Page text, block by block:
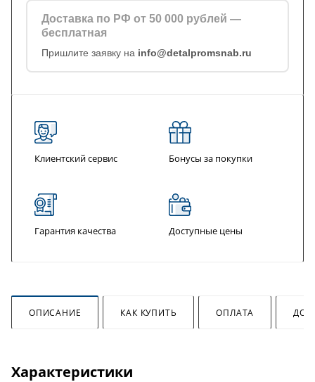
Доставка по РФ от 50 000 рублей —
бесплатная
Пришлите заявку на info@detalpromsnab.ru
Клиентский сервис Бонусы за покупки
Гарантия качества Доступные цены
ОПИСАНИЕ КАК КУПИТЬ ОПЛАТА
Характеристики